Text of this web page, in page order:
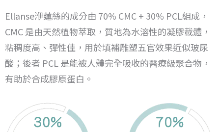
Ellanse洢蓮絲的成分由 70% CMC + 30% PCL組成，
CMC 是由天然植物萃取，質地為水溶性的凝膠載體，
粘稠度高、彈性佳，用於填補雕塑五官效果近似玻尿
酸；後者 PCL 是能被人體完全吸收的醫療級聚合物，
有助於合成膠原蛋白。